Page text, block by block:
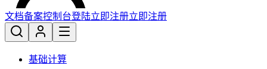
文档备案控制台登陆立即注册立即注册
基础计算